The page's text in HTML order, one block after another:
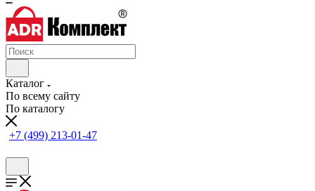
Каталог
По всему сайту
По каталогу
+7 (499) 213-01-47